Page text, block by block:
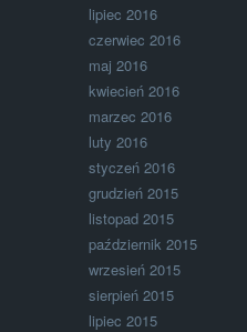
lipiec 2016
czerwiec 2016
maj 2016
kwiecień 2016
marzec 2016
luty 2016
styczeń 2016
grudzień 2015
listopad 2015
październik 2015
wrzesień 2015
sierpień 2015
lipiec 2015